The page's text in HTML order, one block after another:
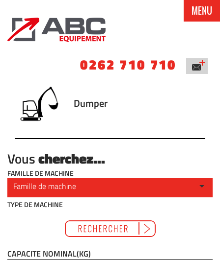
0262 710 710
MENU
Dumper
Vouscherchez...
FAMILLE DE MACHINE
TYPE DE MACHINE
CAPACITE NOMINAL(KG)